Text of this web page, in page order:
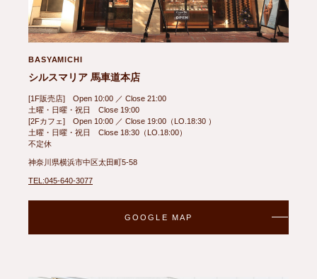
BASYAMICHI
シルスマリア 馬車道本店
[1F販売店] Open 10:00 ／ Close 21:00
土曜・日曜・祝日 Close 19:00
[2Fカフェ] Open 10:00 ／ Close 19:00（LO.18:30 ）
土曜・日曜・祝日 Close 18:30（LO.18:00）
不定休
神奈川県横浜市中区太田町5-58
TEL:045-640-3077
GOOGLE MAP